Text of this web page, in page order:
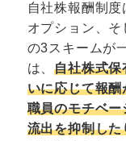
自社株報酬制
オプション、そ
の3スキームが
は、自社株式保
いに応じて報
職員のモチベ
流出を抑制し